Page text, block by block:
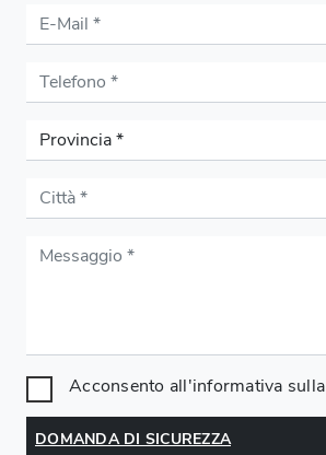
Acconsento all'informativa sulla
DOMANDA DI SICUREZZA